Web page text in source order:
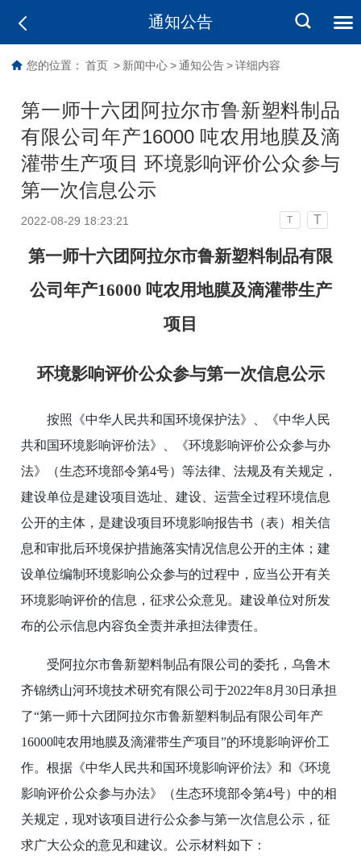
通知公告
您的位置： 首页 > 新闻中心 > 通知公告 > 详细内容
第一师十六团阿拉尔市鲁新塑料制品
有限公司年产16000 吨农用地膜及滴
灌带生产项目 环境影响评价公众参与
第一次信息公示
2022-08-29 18:23:21 T T
第一师十六团阿拉尔市鲁新塑料制品有限
公司年产16000 吨农用地膜及滴灌带生产
项目
环境影响评价公众参与第一次信息公示
按照《中华人民共和国环境保护法》、《中华人民
共和国环境影响评价法》、《环境影响评价公众参与办
法》（生态环境部令第4号）等法律、法规及有关规定，
建设单位是建设项目选址、建设、运营全过程环境信息
公开的主体，是建设项目环境影响报告书（表）相关信
息和审批后环境保护措施落实情况信息公开的主体；建
设单位编制环境影响公众参与的过程中，应当公开有关
环境影响评价的信息，征求公众意见。建设单位对所发
布的公示信息内容负全责并承担法律责任。
受阿拉尔市鲁新塑料制品有限公司的委托，乌鲁木
齐锦绣山河环境技术研究有限公司于2022年8月30日承担
了“第一师十六团阿拉尔市鲁新塑料制品有限公司年产
16000吨农用地膜及滴灌带生产项目”的环境影响评价工
作。根据《中华人民共和国环境影响评价法》和《环境
影响评价公众参与办法》（生态环境部令第4号）中的相
关规定，现对该项目进行公众参与第一次信息公示，征
求广大公众的意见和建议。公示材料如下：